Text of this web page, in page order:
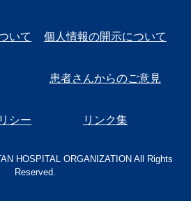
いて 個人情報の開示について
患者さんからのご意見
シー リンク集
HOSPITAL ORGANIZATION All Rights
Reserved.